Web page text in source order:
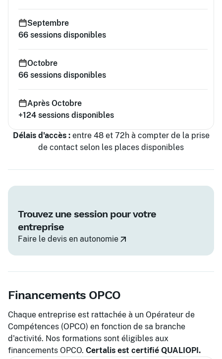
Septembre
66 sessions disponibles
Octobre
66 sessions disponibles
Après Octobre
+124 sessions disponibles
Délais d'accès :entre 48 et 72h à compter de la prise
de contact selon les places disponibles
Trouvez une session pour votre
entreprise
Faire le devis en autonomie
Financements OPCO
Chaque entreprise est rattachée à un Opérateur de
Compétences (OPCO) en fonction de sa branche
d'activité. Nos formations sont éligibles aux
financements OPCO. Certalis est certifié QUALIOPI.